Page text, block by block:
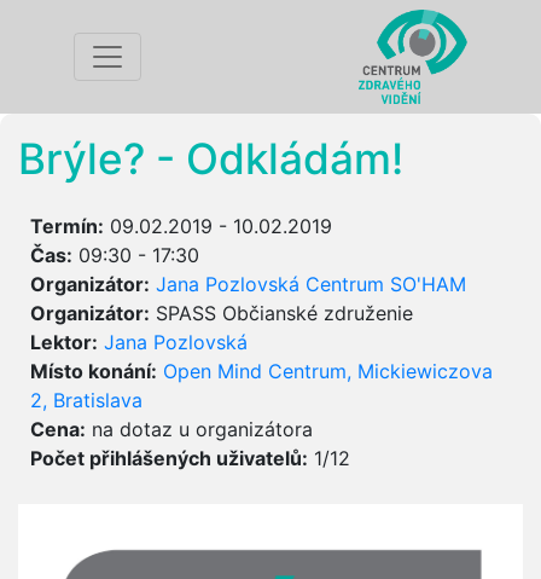
Brýle? - Odkládám!
Termín: 09.02.2019 - 10.02.2019
Čas: 09:30 - 17:30
Organizátor: Jana Pozlovská Centrum SO'HAM
Organizátor: SPASS Občianské združenie
Lektor: Jana Pozlovská
Místo konání: Open Mind Centrum, Mickiewiczova
2, Bratislava
Cena: na dotaz u organizátora
Počet přihlášených uživatelů: 1/12